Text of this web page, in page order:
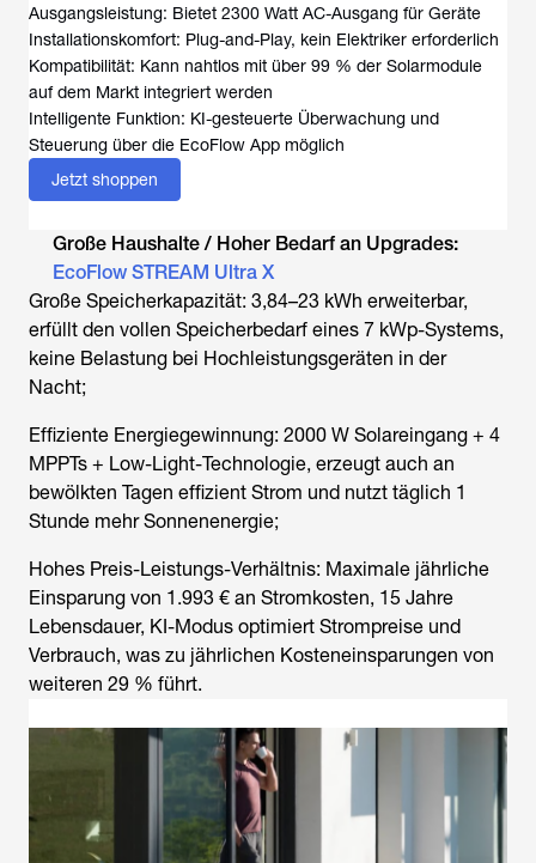
Ausgangsleistung: Bietet 2300 Watt AC-Ausgang für Geräte
Installationskomfort: Plug-and-Play, kein Elektriker erforderlich
Kompatibilität: Kann nahtlos mit über 99 % der Solarmodule
auf dem Markt integriert werden
Intelligente Funktion: KI-gesteuerte Überwachung und
Steuerung über die EcoFlow App möglich
Jetzt shoppen
Große Haushalte / Hoher Bedarf an Upgrades:
EcoFlow STREAM Ultra X
Große Speicherkapazität: 3,84–23 kWh erweiterbar,
erfüllt den vollen Speicherbedarf eines 7 kWp-Systems,
keine Belastung bei Hochleistungsgeräten in der
Nacht;
Effiziente Energiegewinnung: 2000 W Solareingang + 4
MPPTs + Low-Light-Technologie, erzeugt auch an
bewölkten Tagen effizient Strom und nutzt täglich 1
Stunde mehr Sonnenenergie;
Hohes Preis-Leistungs-Verhältnis: Maximale jährliche
Einsparung von 1.993 € an Stromkosten, 15 Jahre
Lebensdauer, KI-Modus optimiert Strompreise und
Verbrauch, was zu jährlichen Kosteneinsparungen von
weiteren 29 % führt.